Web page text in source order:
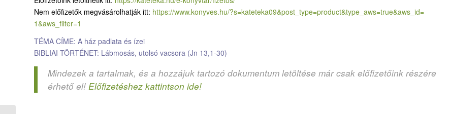
Nem előfizetők megvásárolhatják itt: https://www.konyves.hu/?s=kateteka09&post_type=product&type_aws=true&aws_id=
1&aws_filter=1
TÉMA CÍME: A ház padlata és ízei
BIBLIAI TÖRTÉNET: Lábmosás, utolsó vacsora (Jn 13,1-30)
Mindezek a tartalmak, és a hozzájuk tartozó dokumentum letöltése már csak előfizetőink részére
érhető el! Előfizetéshez kattintson ide!